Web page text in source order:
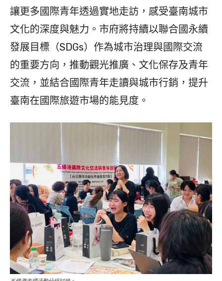
讓更多國際青年透過實地走訪，感受臺南城市
文化的深度與魅力。市府將持續以聯合國永續
發展目標（SDGs）作為城市治理與國際交流
的重要方向，推動觀光推廣、文化保存及青年
交流，並結合國際青年走讀與城市行銷，提升
臺南在國際旅遊市場的能見度。